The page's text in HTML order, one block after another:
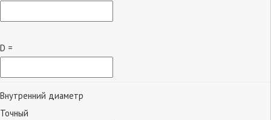
D =
Внутренний диаметр
Точный